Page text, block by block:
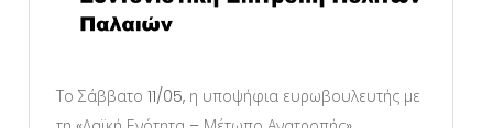
Το Σάββατο 11/05, η υποψήφια ευρωβουλευτής με